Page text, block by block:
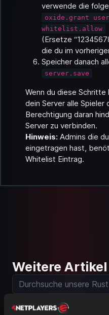
verwende die
oxide.grant user
whitelist.allow
(Ersetze
die du im
Speicher danach
server.save
Wenn du diese
dein Server alle Spieler
Berechtigung daran
Server zu verbinden.
Hinweis: Admins die
eingetragen hast,
Whitelist Eintrag.
Weitere Artikel